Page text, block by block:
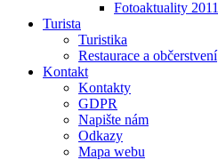
Fotoaktuality 2011
Turista
Turistika
Restaurace a občerstvení
Kontakt
Kontakty
GDPR
Napište nám
Odkazy
Mapa webu